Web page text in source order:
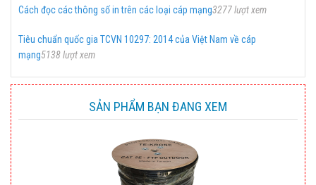
Cách đọc các thông số in trên các loại cáp mạng3277 lượt xem
Tiêu chuẩn quốc gia TCVN 10297: 2014 của Việt Nam về cáp
mạng5138 lượt xem
SẢN PHẨM BẠN ĐANG XEM